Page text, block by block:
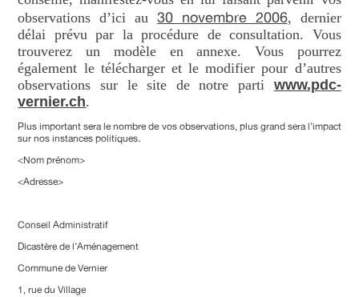
observations d’ici au 30 novembre 2006, dernier
délai prévu par la procédure de consultation. Vous
trouverez un modèle en annexe. Vous pourrez
également le télécharger et le modifier pour d’autres
observations sur le site de notre parti www.pdc-
vernier.ch.
Plus important sera le nombre de vos observations, plus grand sera l’impact
sur nos instances politiques.
<Nom prénom>
<Adresse>
Conseil Administratif
Dicastère de l’Aménagement
Commune de Vernier
1, rue du Village